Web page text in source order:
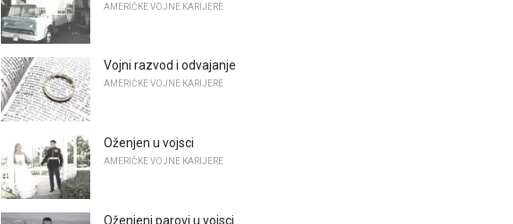
AMERIČKE VOJNE KARIJERE
Vojni razvod i odvajanje
AMERIČKE VOJNE KARIJERE
Oženjen u vojsci
AMERIČKE VOJNE KARIJERE
Oženjeni parovi u vojsci